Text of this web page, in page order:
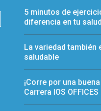
5 minutos de
diferencia en tu salud
La variedad también
saludable
¡Corre por una
Carrera IOS